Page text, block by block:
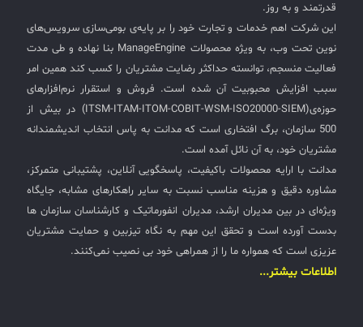
قدرتمند و به روز.
این شرکت اهم خدمات و تجارت خود را بر پایه‌ی بومی‌سازی سرویس‌های
نوین تحت وب، به ویژه محصولات ManageEngine بنا نهاده و طی مدت
فعالیت منسجم، توانسته حداکثر رضایت مشتریان را کسب کند همین امر
سبب افزایش محبوبیت آن شده است. فروش و استقرار نرم‌افزارهای
حوزه‌ی(ITSM-ITAM-ITOM-COBIT-WSM-ISO20000-SIEM) در بیش از
500 سازمان، برگ افتخاری است که مدانت به پاس انتخاب اندیشمندانه
مشتریان خود، به آن نائل آمده است.
مدانت با ارایه محصولات باکیفیت، پاسخگویی آنلاین، پشتیبانی متمرکز،
مشاوره دقیق و هزینه مناسب نسبت به سایر راهکارهای مشابه، جایگاه
ویژه‌ای در بین مدیران ارشد، مدیران انفورماتیک و کارشناسان سازمان ها
بدست آورده است و تحقق این مهم به نگاه تیزبین و حمایت مشتریان
عزیزی است که همواره ما را از همراهی خود بی نصیب نمی‌کنند.
اطلاعات بیشتر...